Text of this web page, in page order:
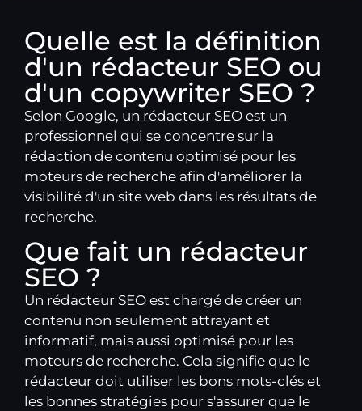
Quelle est la définition
d'un rédacteur SEO ou
d'un copywriter SEO ?
Selon Google, un rédacteur SEO est un
professionnel qui se concentre sur la
rédaction de contenu optimisé pour les
moteurs de recherche afin d'améliorer la
visibilité d'un site web dans les résultats de
recherche.
Que fait un rédacteur
SEO ?
Un rédacteur SEO est chargé de créer un
contenu non seulement attrayant et
informatif, mais aussi optimisé pour les
moteurs de recherche. Cela signifie que le
rédacteur doit utiliser les bons mots-clés et
les bonnes stratégies pour s'assurer que le